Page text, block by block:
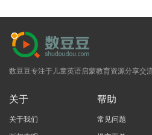
数豆豆专注于儿童英语启蒙教育资源分享交
关于
关于我们
帮助
常见问题